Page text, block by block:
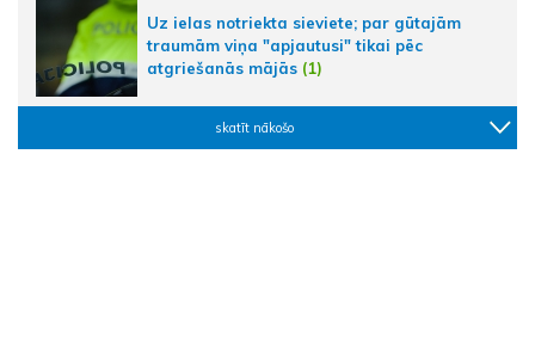
Uz ielas notriekta sieviete; par gūtajām
traumām viņa "apjautusi" tikai pēc
atgriešanās mājās (1)
skatīt nākošo